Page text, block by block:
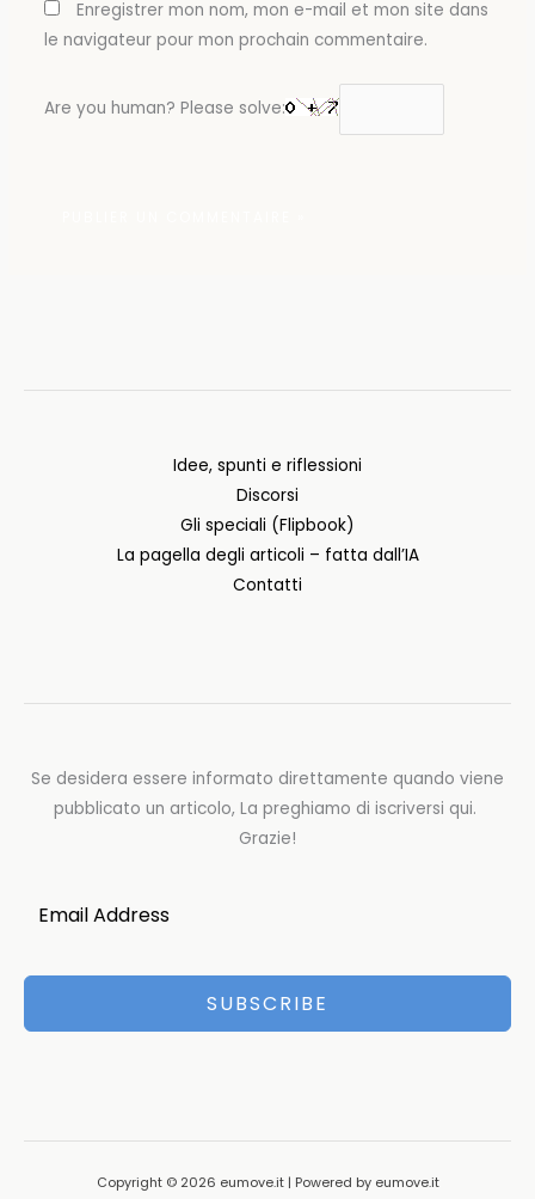
Enregistrer mon nom, mon e-mail et mon site dans
le navigateur pour mon prochain commentaire.
Are you human? Please solve:
Idee, spunti e riflessioni
Discorsi
Gli speciali (Flipbook)
La pagella degli articoli – fatta dall’IA
Contatti
Se desidera essere informato direttamente quando viene
pubblicato un articolo, La preghiamo di iscriversi qui.
Grazie!
SUBSCRIBE
Copyright © 2026 eumove.it | Powered by eumove.it